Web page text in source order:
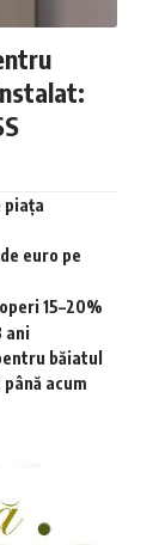
piața
euro pe
15–20%
ani
băiatul
acum